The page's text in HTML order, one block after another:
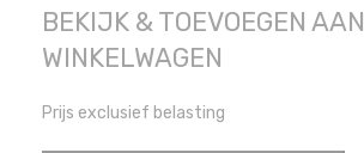
BEKIJK & TOEVOEGEN AAN
WINKELWAGEN
Prijs exclusief belasting